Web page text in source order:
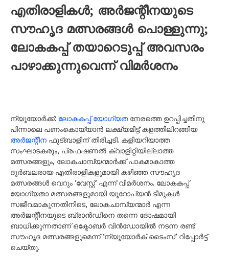
എതിരാളികൾ; അർജന്റീനയുടെ
സൗഹൃദ മത്സരങ്ങൾ പൊള്ളുന്നു;
ലോകകപ്പ് തയാറെടുപ്പ് അവസരം
പാഴാക്കുന്നുവെന്ന് വിമർശനം
ന്യൂയോർക്ക്: ലോകകപ്പ് യോഗ്യത നേരത്തെ ഉറപ്പിച്ചതിനു
പിന്നാലെ പണംകൊയ്യാൻ ലക്ഷ്യമിട്ട് കളത്തിലിറങ്ങിയ
അർജന്റീന ഫുട്ബാളിന് തിരിച്ചടി. കളിയറിയാത്ത
സംഘാടകരും, പ്രഫഷണൽ ക്വാളിറ്റിയില്ലാത്ത
മത്സരങ്ങളും, ലോകചാമ്പ്യന്മാർക്ക് പാകമാകാത്ത
ദുർബലരായ എതിരാളികളുമായി കഴിഞ്ഞ സൗഹൃദ
മത്സരങ്ങൾ വെറും ‘വേസ്റ്റ്’ എന്ന് വിമർശനം. ലോകകപ്പ്
യോഗ്യതാ മത്സരങ്ങളുമായി യൂറോപ്യൻ ടീമുകൾ
സജീവമാകുന്നതിനിടെ, ലോകചാമ്പ്യന്മാർ എന്ന
അർജന്റീനയുടെ ബ്രാൻഡിനെ തന്നെ ദോഷമായി
ബാധിക്കുന്നതാണ് ഒക്ടോബർ വിൻഡോയിൽ നടന്ന രണ്ട്
സൗഹൃദ മത്സരങ്ങളുമെന്ന് ‘ന്യൂയോർക് ടൈംസ്’ റിപ്പോർട്ട്
ചെയ്തു.